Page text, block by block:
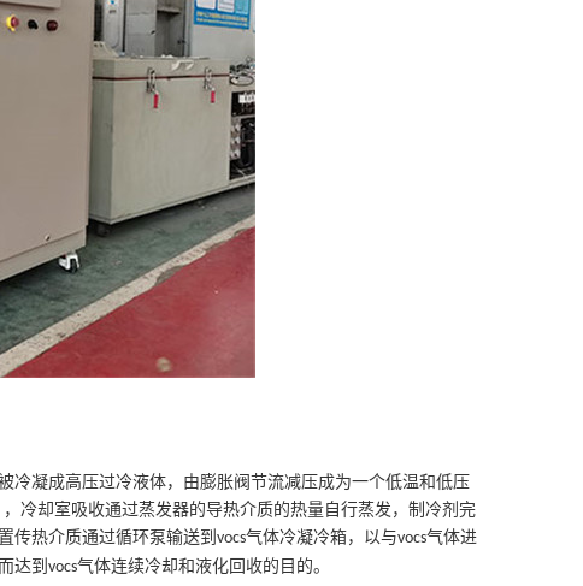
冷凝成高压过冷液体，由膨胀阀节流减压成为一个低温和低压
却室吸收通过蒸发器的导热介质的热量自行蒸发，制冷剂完
传热介质通过循环泵输送到 vocs气体冷凝冷箱，以与vocs气体进
达到 vocs气体连续冷却和液化回收的目的。